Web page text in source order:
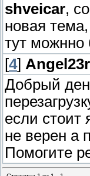
shveicar,
новая
тут можнно
[4]
Добрый
если стоит
не верен а
Помогите